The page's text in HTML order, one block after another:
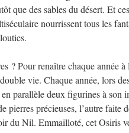
que des sables du désert. Et
nourrissent tous les
? Pour renaître chaque année
vie. Chaque année, lors
parallèle deux figurines à son
pierres précieuses, l’autre faite
du Nil. Emmailloté, cet Osiris